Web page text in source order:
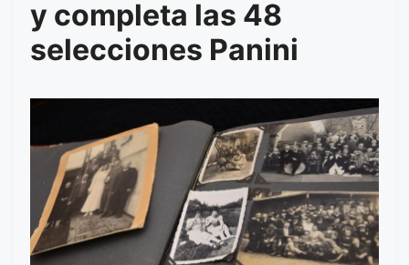
y completa las 48
selecciones Panini